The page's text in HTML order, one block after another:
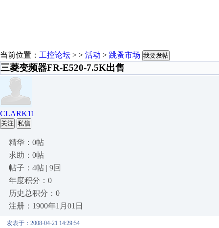
当前位置： 工控论坛 > > 活动 > 跳蚤市场 我要发帖
三菱变频器FR-E520-7.5K出售
CLARK11
关注 私信
精华：0帖
求助：0帖
帖子：4帖 | 9回
年度积分：0
历史总积分：0
注册：1900年1月01日
发表于：2008-04-21 14:29:54